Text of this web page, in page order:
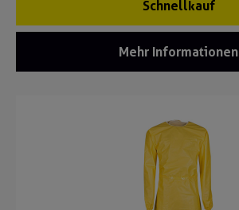
Schnellkauf
Mehr Informationen